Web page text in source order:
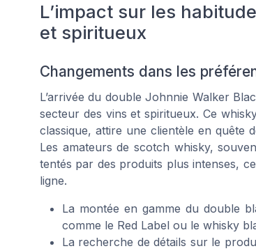
L’impact sur les
et spiritueux
Changements dans les
L’arrivée du double Johnnie Walker
secteur des vins et spiritueux. Ce
classique, attire une clientèle en quête
Les amateurs de scotch whisky,
tentés par des produits plus intenses,
ligne.
La montée en gamme du double
comme le Red Label ou le whisky
La recherche de détails sur le